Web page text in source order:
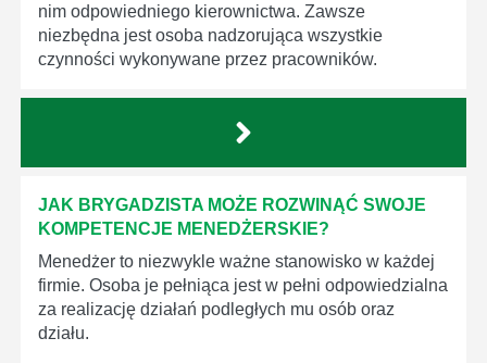
nim odpowiedniego kierownictwa. Zawsze
niezbędna jest osoba nadzorująca wszystkie
czynności wykonywane przez pracowników.
JAK BRYGADZISTA MOŻE ROZWINĄĆ SWOJE
KOMPETENCJE MENEDŻERSKIE?
Menedżer to niezwykle ważne stanowisko w każdej
firmie. Osoba je pełniąca jest w pełni odpowiedzialna
za realizację działań podległych mu osób oraz
działu.